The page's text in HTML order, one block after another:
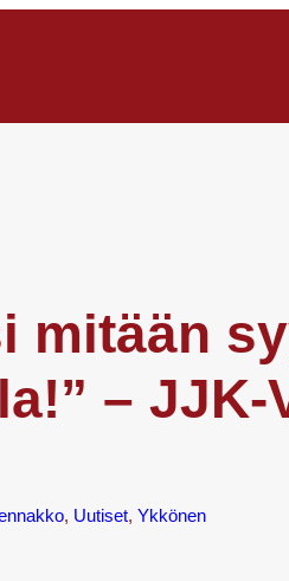
mitään
– JJK-
, Uutiset, Ykkönen